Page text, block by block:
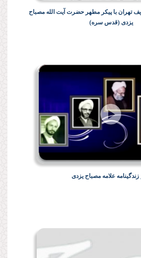
تهران با پیکر مطهر حضرت آیت الله مصباح
یزدی (قدس سره)
زندگینامه علامه مصباح یزدی